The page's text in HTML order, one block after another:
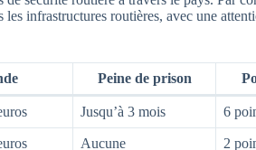
les infrastructures routières, avec une
Peine de prison
Jusqu’à 3 mois 6
Aucune
2